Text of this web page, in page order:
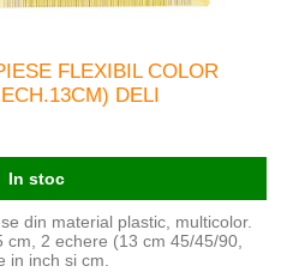
FLEXIBIL COLOR
DELI
In stoc
din material plastic, multicolor.
cm, 2 echere (13 cm 45/45/90,
in inch si cm.